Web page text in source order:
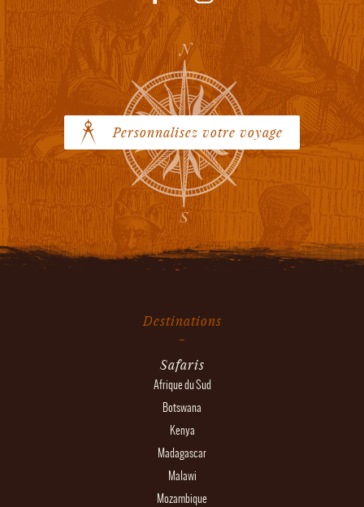
Personnalisez votre voyage
Destinations
Safaris
Afrique du Sud
Botswana
Kenya
Madagascar
Malawi
Mozambique